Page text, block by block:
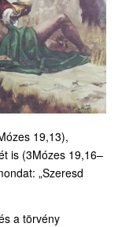
19,13),
is (3Mózes 19,16–
„Szeresd
a törvény